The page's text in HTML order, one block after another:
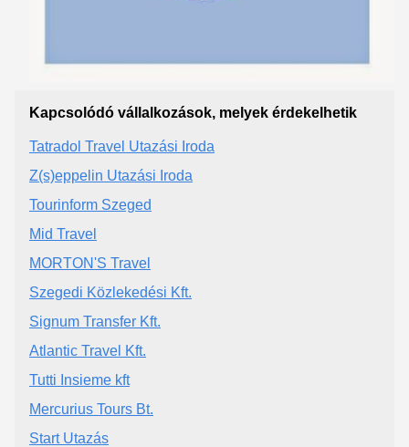
Kapcsolódó vállalkozások, melyek érdekelhetik
Tatradol Travel Utazási Iroda
Z(s)eppelin Utazási Iroda
Tourinform Szeged
Mid Travel
MORTON'S Travel
Szegedi Közlekedési Kft.
Signum Transfer Kft.
Atlantic Travel Kft.
Tutti Insieme kft
Mercurius Tours Bt.
Start Utazás